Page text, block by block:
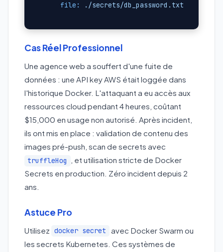
file:
./secrets/db_password.txt
Cas Réel Professionnel
Une agence web a souffert d'une fuite de
données : une API key AWS était loggée dans
l'historique Docker. L'attaquant a eu accès aux
ressources cloud pendant 4 heures, coûtant
$15,000 en usage non autorisé. Après incident,
ils ont mis en place : validation de contenu des
images pré-push, scan de secrets avec
truffleHog
, et utilisation stricte de Docker
Secrets en production. Zéro incident depuis 2
ans.
Astuce Pro
Utilisez docker secret
avec Docker Swarm ou
les secrets Kubernetes. Ces systèmes de